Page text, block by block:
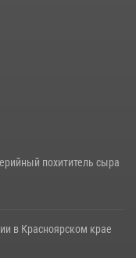
похититель сыра
в Красноярском крае